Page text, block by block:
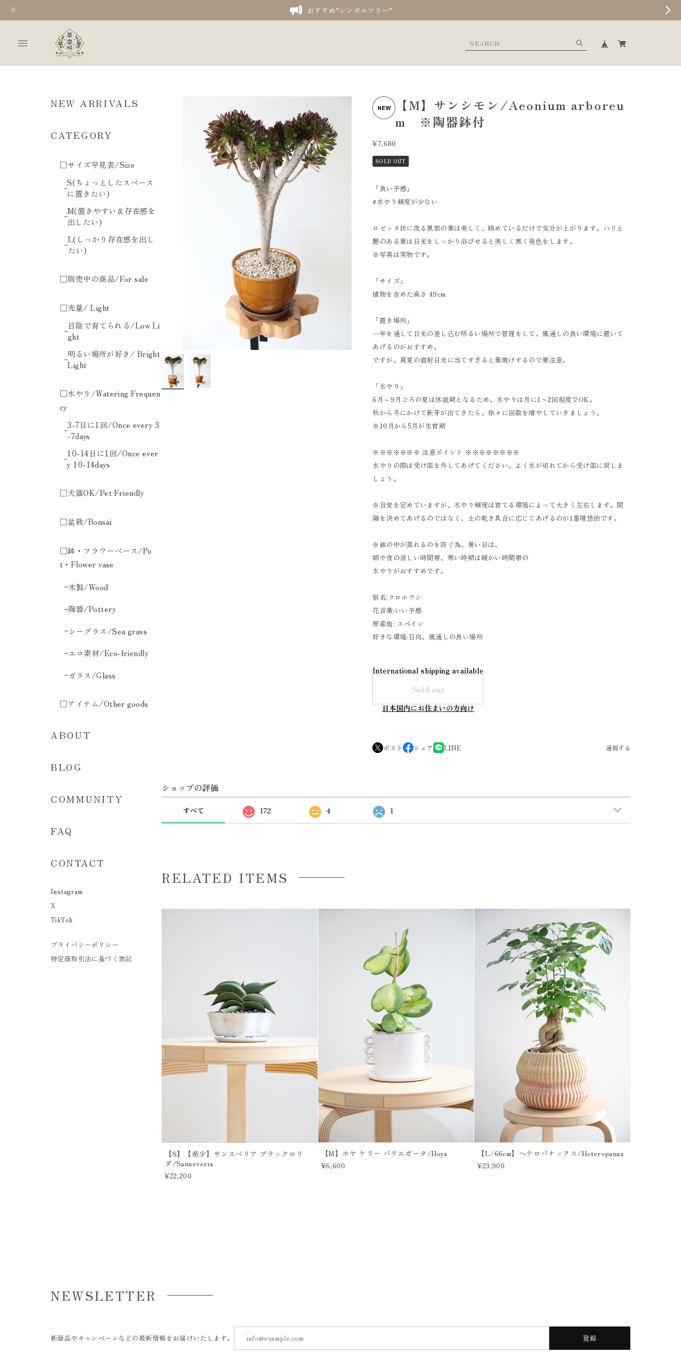
おすすめ”シンボルツリー”
NEW ARRIVALS
CATEGORY
□サイズ早見表/Size
S(ちょっとしたスペース
に置きたい)
M(置きやすい＆存在感を
出したい)
L(しっかり存在感を出し
たい)
□販売中の商品/For sale
□光量/ Light
日陰で育てられる/Low Li
ght
明るい場所が好き/ Bright
Light
□水やり/Watering Frequen
cy
3-7日に1回/Once every 3
-7days
10-14日に1回/Once ever
y 10-14days
□犬猫OK/Pet Friendly
□盆栽/Bonsai
□鉢・フラワーベース/Po
t・Flower vase
木製/Wood
陶器/Pottery
シーグラス/Sea grass
エコ素材/Eco-friendly
ガラス/Glass
□アイテム/Other goods
ABOUT
BLOG
COMMUNITY
FAQ
CONTACT
Instagram
X
TikTok
プライバシーポリシー
特定商取引法に基づく表記
【M】サンシモン/Aeonium arboreu
m ※陶器鉢付
¥7,680
SOLD OUT
「良い予感」
#水やり頻度が少ない
ロゼッタ状に茂る黒紫の葉は美しく、眺めているだけで気分が上がります。ハリと
艶のある葉は日光をしっかり浴びせると美しく黒く発色をします。
※写真は実物です。
「サイズ」
植物を含めた高さ 49cm
「置き場所」
一年を通して日光の差し込む明るい場所で管理をして、風通しの良い環境に置いて
あげるのがおすすめ。
ですが、真夏の直射日光に当てすぎると葉焼けするので要注意。
「水やり」
6月～9月ごろの夏は休眠期となるため、水やりは月に1〜2回程度でOK。
秋から冬にかけて新芽が出てきたら、徐々に回数を増やしていきましょう。
※10月から5月が生育期
※※※※※※※ 注意ポイント ※※※※※※※※
水やりの際は受け皿を外してあげてください。よく水が切れてから受け皿に戻しま
しょう。
※目安を定めていますが、水やり頻度は育てる環境によって大きく左右します。間
隔を決めてあげるのではなく、土の乾き具合に応じてあげるのが1番理想的です。
※鉢の中が蒸れるのを防ぐ為、暑い日は、
朝や夜の涼しい時間帯、寒い時期は暖かい時間帯の
水やりがおすすめです。
別名:クロホウシ
花言葉:いい予感
原産地: スペイン
好きな環境:日向、風通しの良い場所
International shipping available
Sold out
日本国内にお住まいの方向け
ポスト シェア LINE 通報する
ショップの評価
すべて 172 4 1
RELATED ITEMS
【S】【希少】サンスベリア ブラックロリ
ダ/Sanseveria
¥22,200
【M】ホヤ ケリー バリエガータ/Hoya
¥6,600
【L/66cm】ヘテロパナックス/Heteropanax
¥23,900
NEWSLETTER
新商品やキャンペーンなどの最新情報をお届けいたします。 登録